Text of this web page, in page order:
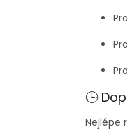
🕒
Nejlépe